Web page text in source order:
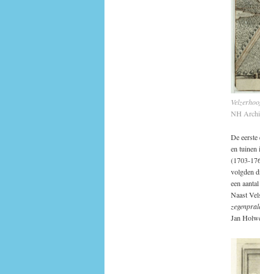
NH
De eerste
en tuinen
(1703-
volgden
een
Naast
Jan